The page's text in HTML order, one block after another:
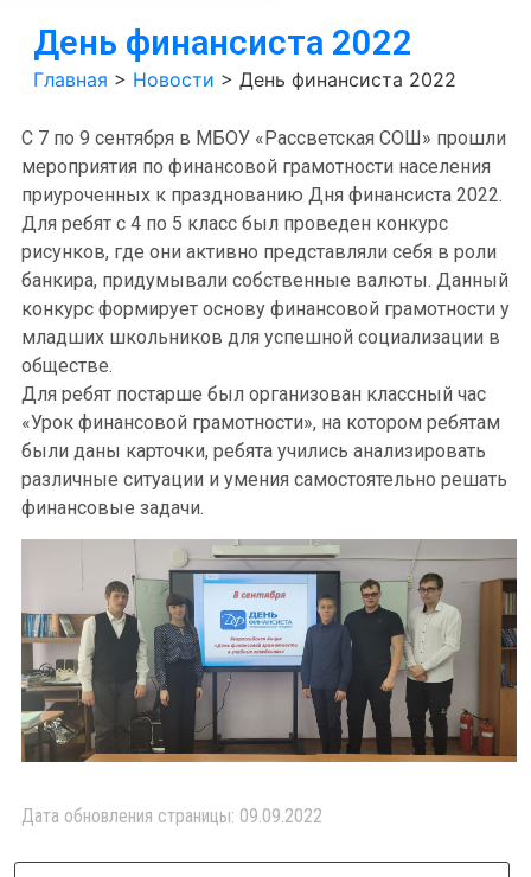
День финансиста 2022
Главная > Новости > День финансиста 2022
С 7 по 9 сентября в МБОУ «Рассветская СОШ» прошли
мероприятия по финансовой грамотности населения
приуроченных к празднованию Дня финансиста 2022.
Для ребят с 4 по 5 класс был проведен конкурс
рисунков, где они активно представляли себя в роли
банкира, придумывали собственные валюты. Данный
конкурс формирует основу финансовой грамотности у
младших школьников для успешной социализации в
обществе.
Для ребят постарше был организован классный час
«Урок финансовой грамотности», на котором ребятам
были даны карточки, ребята учились анализировать
различные ситуации и умения самостоятельно решать
финансовые задачи.
Дата обновления страницы: 09.09.2022